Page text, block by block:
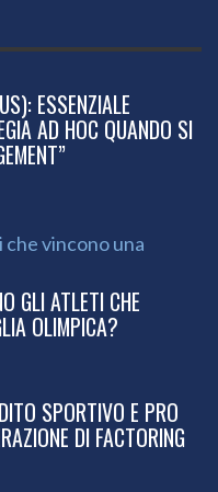
ESSENZIALE
AD HOC QUANDO SI
GLI ATLETI CHE
OLIMPICA?
SPORTIVO E PRO
DI FACTORING